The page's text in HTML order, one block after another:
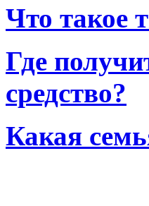
Что такое
Где
средство?
Какая